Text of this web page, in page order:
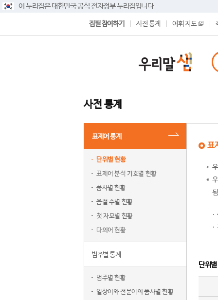
이 누리집은 대한민국 공식 전자정부 누리집입니다.
집필 참여하기 사전 통계 어휘 지도
사전 통계
표제어 통계
단위별 현황
표제어 분석 기호별 현황
품사별 현황
음절 수별 현황
첫 자모별 현황
다의어 현황
범주별 통계
범주별 현황
일상어와 전문어의 품사별 현황
표
단위